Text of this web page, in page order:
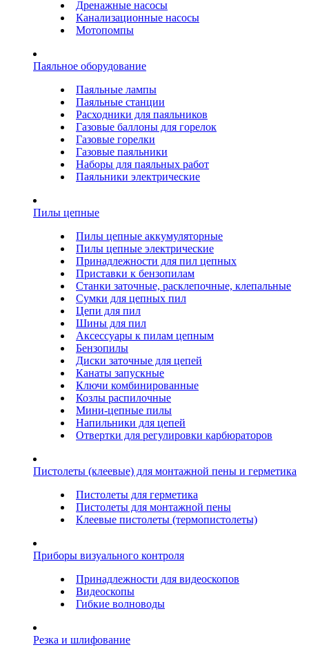
Дренажные насосы
Канализационные насосы
Мотопомпы
Паяльное оборудование
Паяльные лампы
Паяльные станции
Расходники для паяльников
Газовые баллоны для горелок
Газовые горелки
Газовые паяльники
Наборы для паяльных работ
Паяльники электрические
Пилы цепные
Пилы цепные аккумуляторные
Пилы цепные электрические
Принадлежности для пил цепных
Приставки к бензопилам
Станки заточные, расклепочные, клепальные
Сумки для цепных пил
Цепи для пил
Шины для пил
Аксессуары к пилам цепным
Бензопилы
Диски заточные для цепей
Канаты запускные
Ключи комбинированные
Козлы распилочные
Мини-цепные пилы
Напильники для цепей
Отвертки для регулировки карбюраторов
Пистолеты (клеевые) для монтажной пены и герметика
Пистолеты для герметика
Пистолеты для монтажной пены
Клеевые пистолеты (термопистолеты)
Приборы визуального контроля
Принадлежности для видеоскопов
Видеоскопы
Гибкие волноводы
Резка и шлифование